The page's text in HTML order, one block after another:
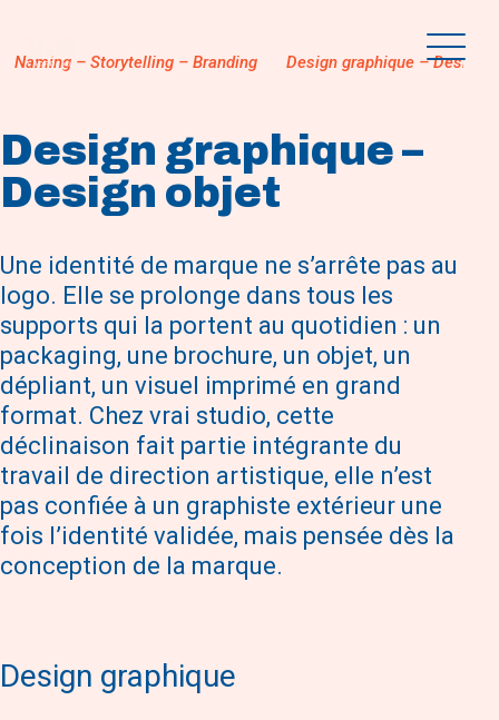
ACCUEIL
CLIENTS
SAVOIR-FAIRE
CONTACT
Naming – Storytelling – Branding Design graphique – Design
Design graphique –
Design objet
Une identité de marque ne s’arrête pas au
logo. Elle se prolonge dans tous les
supports qui la portent au quotidien : un
packaging, une brochure, un objet, un
dépliant, un visuel imprimé en grand
format. Chez vrai studio, cette
déclinaison fait partie intégrante du
travail de direction artistique, elle n’est
pas confiée à un graphiste extérieur une
fois l’identité validée, mais pensée dès la
conception de la marque.
Design graphique